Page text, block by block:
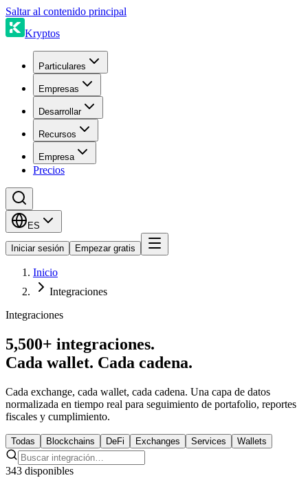
Saltar al contenido principal
Kryptos
Particulares
Empresas
Desarrollar
Recursos
Empresa
Precios
ES
Iniciar sesión Empezar gratis
Inicio
Integraciones
Integraciones
5,500+ integraciones.
Cada wallet. Cada cadena.
Cada exchange, cada wallet, cada cadena. Una capa de datos
normalizada en tiempo real para seguimiento de portafolio, reportes
fiscales y cumplimiento.
Todas Blockchains DeFi Exchanges Services Wallets
343 disponibles